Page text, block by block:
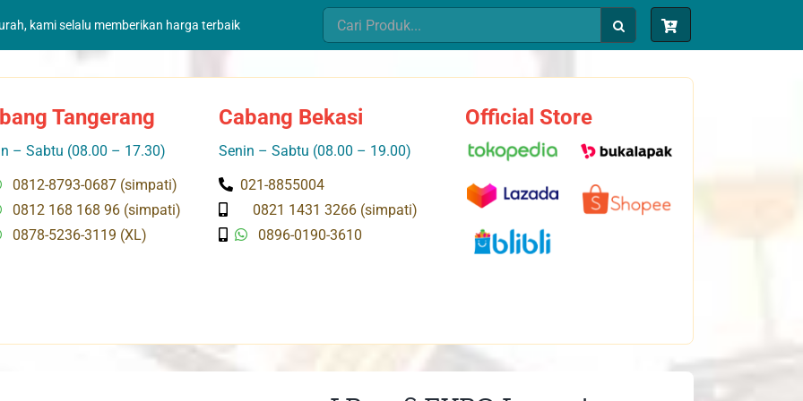
kami selalu memberikan harga terbaik
Search
for:
Tangerang
– Sabtu (08.00 – 17.30)
0812-8793-0687 (simpati)
0812 168 168 96 (simpati)
0878-5236-3119 (XL)
Cabang Bekasi
Senin – Sabtu (08.00 – 19.00)
021-8855004
0821 1431 3266 (simpati)
0896-0190-3610
Official Store